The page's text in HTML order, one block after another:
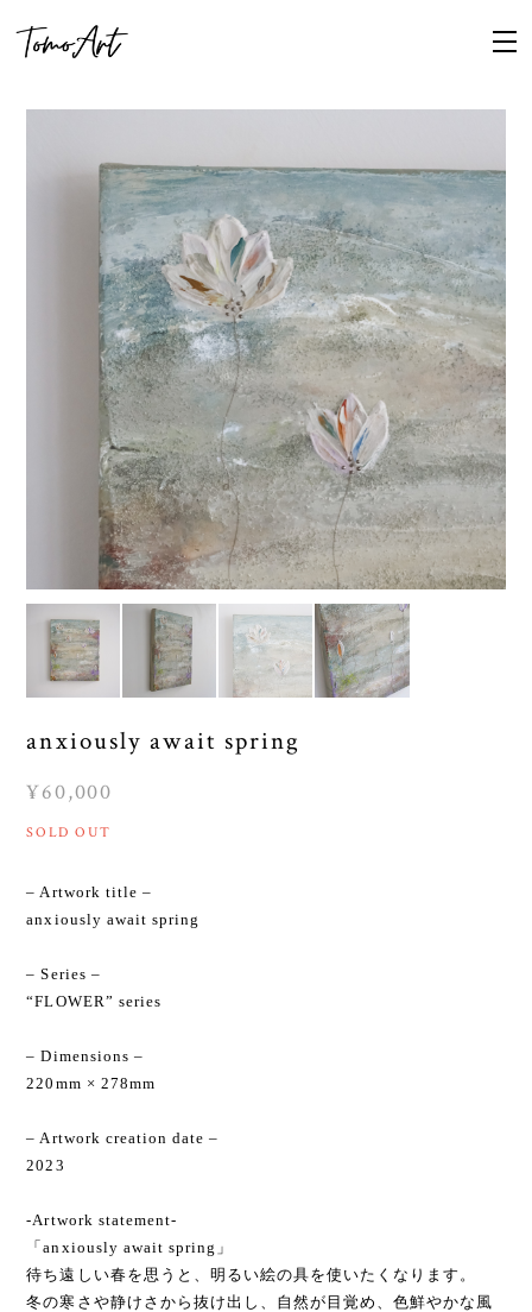
anxiously await spring
¥60,000
SOLD OUT
– Artwork title –
anxiously await spring
– Series –
“FLOWER” series
– Dimensions –
220mm × 278mm
– Artwork creation date –
2023
-Artwork statement-
「anxiously await spring」
待ち遠しい春を思うと、明るい絵の具を使いたくなります。
冬の寒さや静けさから抜け出し、自然が目覚め、色鮮やかな風